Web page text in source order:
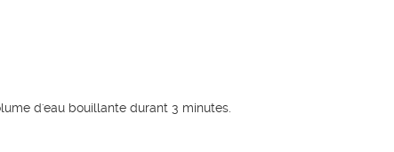
d'eau bouillante durant 3 minutes.